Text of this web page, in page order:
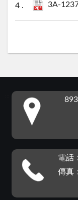
3A-
電話
傳真